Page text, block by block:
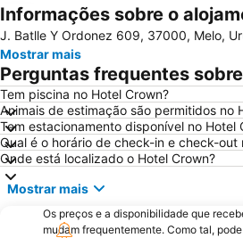
Ampliar mapa
Informações sobre o
J. Batlle Y Ordonez 609, 37000, Melo,
Mostrar mais
Perguntas frequentes
Tem piscina no Hotel Crown?
Animais de estimação são permitidos no
Tem estacionamento disponível no Hotel
Qual é o horário de check-in e check-out
Onde está localizado o Hotel Crown?
Mostrar mais
Os preços e a disponibilidade que
mudam frequentemente. Como tal,